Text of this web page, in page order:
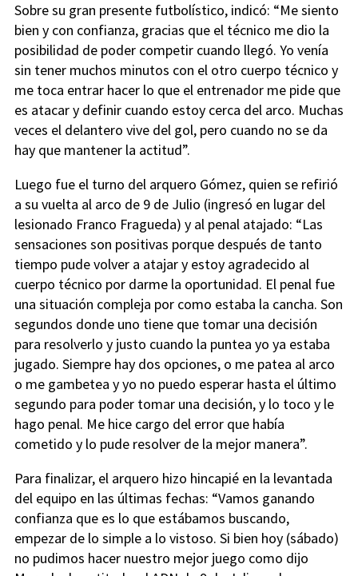
Sobre su gran presente futbolístico, indicó: “Me siento
bien y con confianza, gracias que el técnico me dio la
posibilidad de poder competir cuando llegó. Yo venía
sin tener muchos minutos con el otro cuerpo técnico y
me toca entrar hacer lo que el entrenador me pide que
es atacar y definir cuando estoy cerca del arco. Muchas
veces el delantero vive del gol, pero cuando no se da
hay que mantener la actitud”.
Luego fue el turno del arquero Gómez, quien se refirió
a su vuelta al arco de 9 de Julio (ingresó en lugar del
lesionado Franco Fragueda) y al penal atajado: “Las
sensaciones son positivas porque después de tanto
tiempo pude volver a atajar y estoy agradecido al
cuerpo técnico por darme la oportunidad. El penal fue
una situación compleja por como estaba la cancha. Son
segundos donde uno tiene que tomar una decisión
para resolverlo y justo cuando la puntea yo ya estaba
jugado. Siempre hay dos opciones, o me patea al arco
o me gambetea y yo no puedo esperar hasta el último
segundo para poder tomar una decisión, y lo toco y le
hago penal. Me hice cargo del error que había
cometido y lo pude resolver de la mejor manera”.
Para finalizar, el arquero hizo hincapié en la levantada
del equipo en las últimas fechas: “Vamos ganando
confianza que es lo que estábamos buscando,
empezar de lo simple a lo vistoso. Si bien hoy (sábado)
no pudimos hacer nuestro mejor juego como dijo